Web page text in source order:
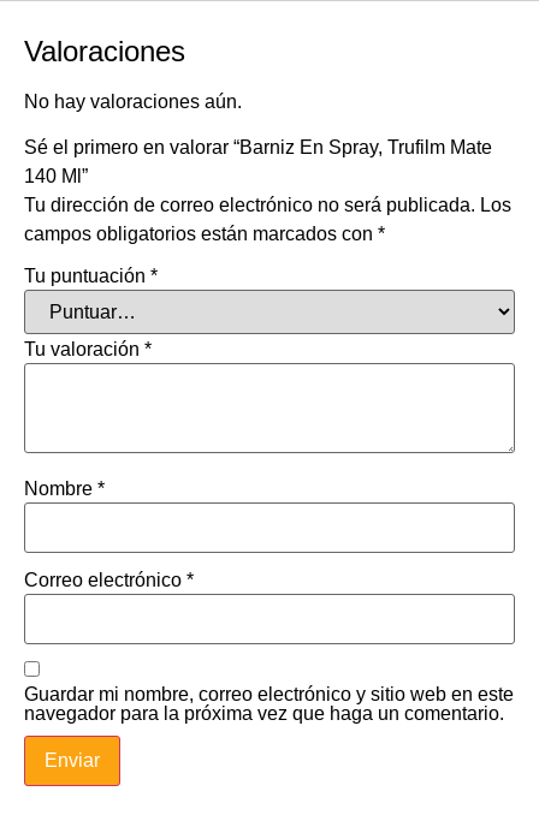
Valoraciones
No hay valoraciones aún.
Sé el primero en valorar “Barniz En Spray, Trufilm Mate
140 Ml”
Tu dirección de correo electrónico no será publicada. Los
campos obligatorios están marcados con *
Tu puntuación *
Tu valoración *
Nombre *
Correo electrónico *
Guardar mi nombre, correo electrónico y sitio web en este
navegador para la próxima vez que haga un comentario.